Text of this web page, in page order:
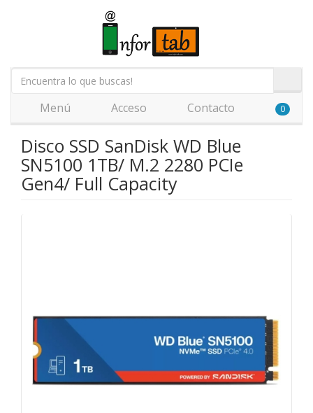
Menú Acceso Contacto 0
Disco SSD SanDisk WD Blue
SN5100 1TB/ M.2 2280 PCIe
Gen4/ Full Capacity